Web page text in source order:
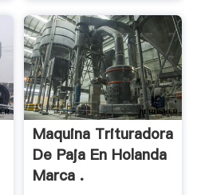
Maquina Trituradora
De Paja En Holanda
Marca .